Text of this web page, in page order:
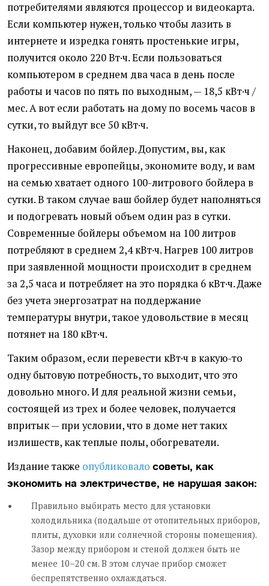
потребителями являются процессор и видеокарта.
Если компьютер нужен, только чтобы лазить в
интернете и изредка гонять простенькие игры,
получится около 220 Вт·ч. Если пользоваться
компьютером в среднем два часа в день после
работы и часов по пять по выходным, — 18,5 кВт·ч /
мес. А вот если работать на дому по восемь часов в
сутки, то выйдут все 50 кВт·ч.
Наконец, добавим бойлер. Допустим, вы, как
прогрессивные европейцы, экономите воду, и вам
на семью хватает одного 100-литрового бойлера в
сутки. В таком случае ваш бойлер будет наполняться
и подогревать новый объем один раз в сутки.
Современные бойлеры объемом на 100 литров
потребляют в среднем 2,4 кВт·ч. Нагрев 100 литров
при заявленной мощности происходит в среднем
за 2,5 часа и потребляет на это порядка 6 кВт·ч. Даже
без учета энергозатрат на поддержание
температуры внутри, такое удовольствие в месяц
потянет на 180 кВт·ч.
Таким образом, если перевести кВт·ч в какую-то
одну бытовую потребность, то выходит, что это
довольно много. И для реальной жизни семьи,
состоящей из трех и более человек, получается
впритык — при условии, что в доме нет таких
излишеств, как теплые полы, обогреватели.
Издание также опубликовало советы, как
экономить на электричестве, не нарушая закон:
Правильно выбирать место для установки
холодильника (подальше от отопительных приборов,
плиты, духовки или солнечной стороны помещения).
Зазор между прибором и стеной должен быть не
менее 10–20 см. В этом случае прибор сможет
беспрепятственно охлаждаться.